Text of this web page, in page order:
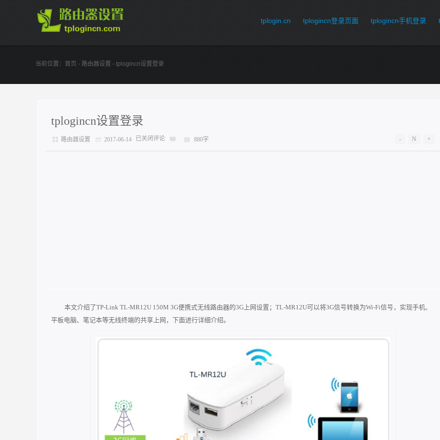
tplogin.cn tplogincn登录页面 tplogincn手机登录
当前位置： 首页 - 路由器设置 - tplogincn设置登录
tplogincn设置登录
路由器设置 2017-06-14 已关闭评论 880字 - N +
本文介绍了TP-Link TL-MR12U 150M 3G便携式无线路由器的3G上网设置；TL-MR12U可以将3G信号转换为Wi-Fi信号，实现手机、
平板电脑、笔记本等无线终端的共享上网，下面进行详细介绍。